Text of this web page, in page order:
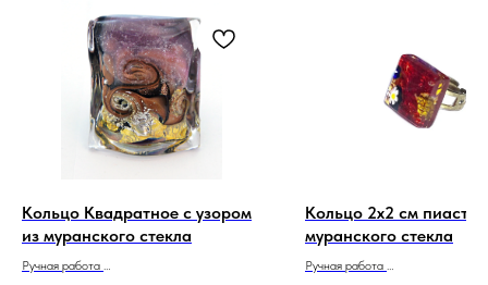
Кольцо Квадратное с узором
из муранского стекла
Ручная работа
Кольцо 2х2 см
муранского стекла
Ручная работа